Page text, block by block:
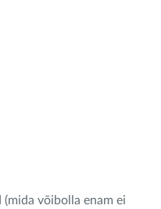
võibolla enam ei